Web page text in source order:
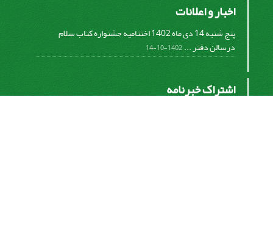
اخبار و اعلانات
پنج شنبه 14 دی ماه 1402 اختتامیه جشنواره کتاب سلام
درسالن دفتر ...1402-10-14
اشتراک خبرنامه